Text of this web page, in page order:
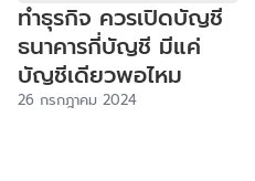
ทำธุรกิจ ควรเปิดบัญชี
ธนาคารกี่บัญชี มีแค่
บัญชีเดียวพอไหม
26 กรกฎาคม 2024